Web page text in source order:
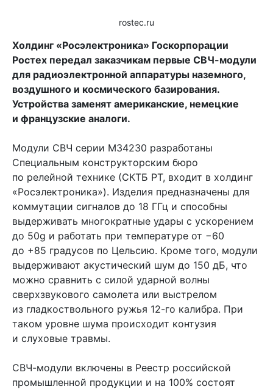
rostec.ru
Холдинг «Росэлектроника» Госкорпорации
Ростех передал заказчикам первые СВЧ-модули
для радиоэлектронной аппаратуры наземного,
воздушного и космического базирования.
Устройства заменят американские, немецкие
и французские аналоги.
Модули СВЧ серии М34230 разработаны
Специальным конструкторским бюро
по релейной технике (СКТБ РТ, входит в холдинг
«Росэлектроника»). Изделия предназначены для
коммутации сигналов до 18 ГГц и способны
выдерживать многократные удары с ускорением
до 50g и работать при температуре от −60
до +85 градусов по Цельсию. Кроме того, модули
выдерживают акустический шум до 150 дБ, что
можно сравнить с силой ударной волны
сверхзвукового самолета или выстрелом
из гладкоствольного ружья 12-го калибра. При
таком уровне шума происходит контузия
и слуховые травмы.
СВЧ-модули включены в Реестр российской
промышленной продукции и на 100% состоят